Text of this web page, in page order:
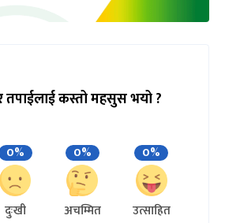
कस्तो महसुस भयो ?
0%
दुःखी
0%
अचम्मित
0%
उत्साहित